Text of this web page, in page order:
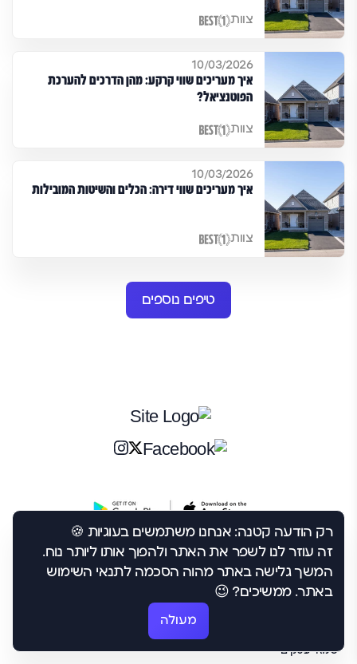
צוות
10/03/2026
איך מעריכים שווי קרקע: מהן הדרכים להערכת
הפוטנציאל?
צוות
10/03/2026
איך מעריכים שווי דירה: הכלים והשיטות המובילות
צוות
טיפים נוספים
רק הודעה קטנה: אנחנו משתמשים בעוגיות 🍪
זה עוזר לנו לשפר את האתר ולהפוך אותו ליותר נוח.
המשך גלישה באתר מהוה הסכמה לתנאי השימוש
באתר. ממשיכים? 😉
מעולה
תחומי מקצוע
שמאי רכב
שמאי רכוש
שמאי עסקים
טיפים לפי תחומים
יועץ משכנתאות
מתווך
סוקר סיכונים